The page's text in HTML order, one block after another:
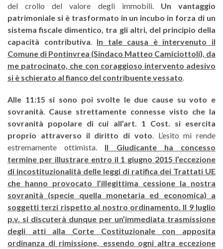
del crollo del valore degli immobili. Un vantaggio
patrimoniale si è trasformato in un incubo in forza di un
sistema fiscale dimentico, tra gli altri, del principio della
capacità contributiva
In tale causa è intervenuto il
Comune di Pontinvrea (Sindaco Matteo Camiciottoli), da
me patrocinato, che con coraggioso intervento adesivo
si è schierato al fianco del contribuente vessato
Alle 11:15 si sono poi svolte le due cause su voto e
sovranità
Cause strettamente connesse visto che la
sovranità popolare di cui all’art. 1 Cost. si esercita
proprio attraverso il diritto di voto . L’esito mi rende
estremamente ottimista. Il Giudicante ha concesso
termine per illustrare entro il 1 giugno 2015 l’eccezione
di incostituzionalità delle leggi di ratifica dei Trattati UE
che hanno provocato l’illegittima cessione la nostra
sovranità (specie quella monetaria ed economica) a
soggetti terzi rispetto al nostro ordinamento. Il 9 luglio
p.v. si discuterà dunque per un’immediata trasmissione
degli atti alla Corte Costituzionale con apposita
ordinanza di rimissione, essendo ogni altra eccezione